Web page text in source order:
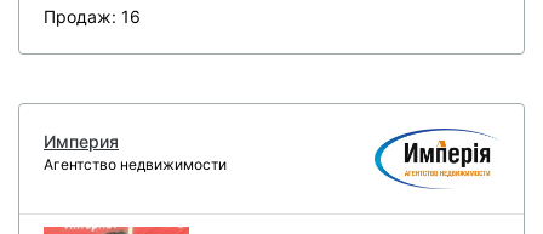
Продаж: 16
Империя
Агентство недвижимости